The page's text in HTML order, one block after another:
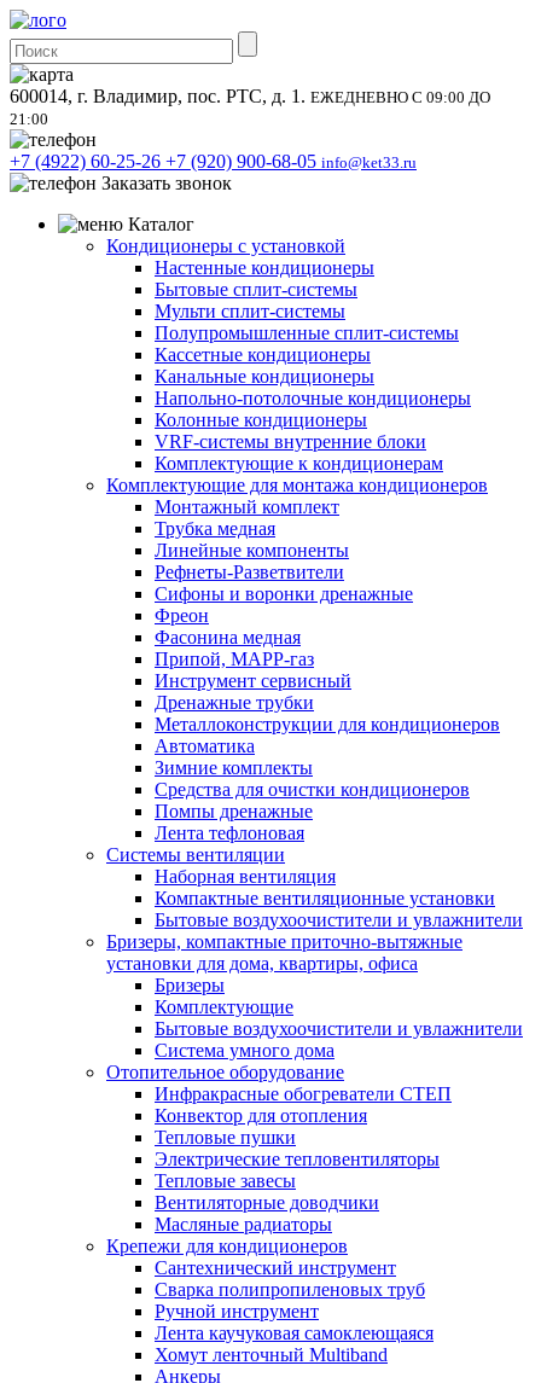
600014, г. Владимир, пос. РТС, д. 1. ЕЖЕДНЕВНО С 09:00 ДО
21:00
+7 (4922) 60-25-26 +7 (920) 900-68-05 info@ket33.ru
Заказать звонок
Каталог
Кондиционеры с установкой
Настенные кондиционеры
Бытовые сплит-системы
Мульти сплит-системы
Полупромышленные сплит-системы
Кассетные кондиционеры
Канальные кондиционеры
Напольно-потолочные кондиционеры
Колонные кондиционеры
VRF-системы внутренние блоки
Комплектующие к кондиционерам
Комплектующие для монтажа кондиционеров
Монтажный комплект
Трубка медная
Линейные компоненты
Рефнеты-Разветвители
Сифоны и воронки дренажные
Фреон
Фасонина медная
Припой, МАРР-газ
Инструмент сервисный
Дренажные трубки
Металлоконструкции для кондиционеров
Автоматика
Зимние комплекты
Средства для очистки кондиционеров
Помпы дренажные
Лента тефлоновая
Системы вентиляции
Наборная вентиляция
Компактные вентиляционные установки
Бытовые воздухоочистители и увлажнители
Бризеры, компактные приточно-вытяжные
установки для дома, квартиры, офиса
Бризеры
Комплектующие
Бытовые воздухоочистители и увлажнители
Система умного дома
Отопительное оборудование
Инфракрасные обогреватели СТЕП
Конвектор для отопления
Тепловые пушки
Электрические тепловентиляторы
Тепловые завесы
Вентиляторные доводчики
Масляные радиаторы
Крепежи для кондиционеров
Сантехнический инструмент
Сварка полипропиленовых труб
Ручной инструмент
Лента каучуковая самоклеющаяся
Хомут ленточный Multiband
Анкеры